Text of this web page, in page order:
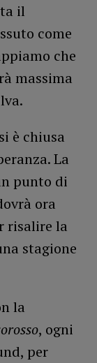
il
come
che
massima
si è chiusa
La
punto di
ora
risalire la
stagione
la
, ogni
per